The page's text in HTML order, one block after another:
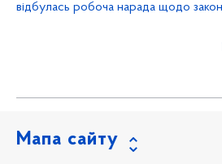
відбулась робоча нарада щодо
Мапа сайту